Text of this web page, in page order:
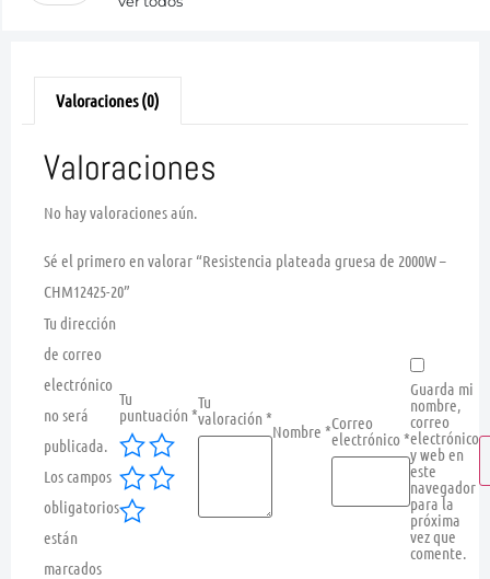
Valoraciones (0)
Valoraciones
No hay valoraciones aún.
Sé el primero en valorar “Resistencia plateada gruesa de 2000W –
CHM12425-20”
Tu dirección
de correo
electrónico
no será
publicada.
Los campos
obligatorios
están
marcados
Tu
puntuación *
Tu
valoración *
Nombre *Correo
electrónico *
Guarda mi
nombre,
correo
electrónico
y web en
este
navegador
para la
próxima
vez que
comente.